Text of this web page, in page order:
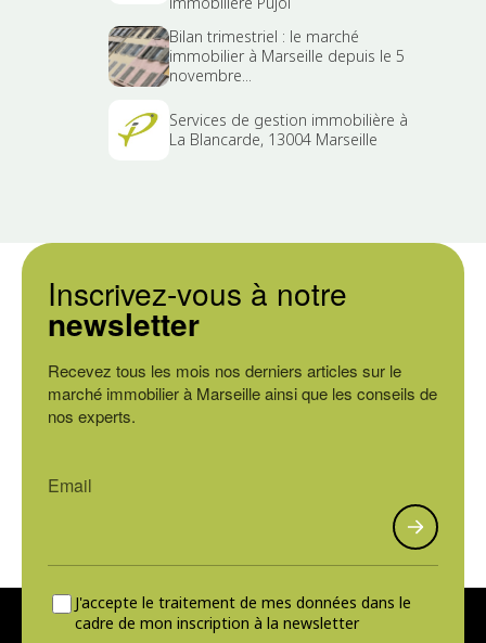
Bilan trimestriel : le marché
immobilier à Marseille depuis le 5
novembre...
Services de gestion immobilière à
La Blancarde, 13004 Marseille
Inscrivez-vous à notre
newsletter
Recevez tous les mois nos derniers articles sur le
marché immobilier à Marseille ainsi que les conseils de
nos experts.
J'accepte le traitement de mes données dans le
cadre de mon inscription à la newsletter